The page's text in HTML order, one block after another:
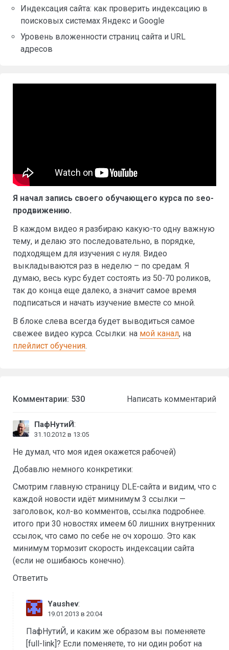
Индексация сайта: как проверить индексацию в
поисковых системах Яндекс и Google
Уровень вложенности страниц сайта и URL
адресов
Я начал запись своего обучающего курса по seo-
продвижению.
В каждом видео я разбираю какую-то одну важную
тему, и делаю это последовательно, в порядке,
подходящем для изучения с нуля. Видео
выкладываются раз в неделю – по средам. Я
думаю, весь курс будет состоять из 50-70 роликов,
так до конца еще далеко, а значит самое время
подписаться и начать изучение вместе со мной.
В блоке слева всегда будет выводиться самое
свежее видео курса. Ссылки: на мой канал, на
плейлист обучения.
Комментарии: 530 Написать комментарий
ПафНутиЙ:
31.10.2012 в 13:05
Не думал, что моя идея окажется рабочей)
Добавлю немного конкретики:
Смотрим главную страницу DLE-сайта и видим, что с
каждой новости идёт мимнимум 3 ссылки —
заголовок, кол-во комментов, ссылка подробнее.
итого при 30 новостях имеем 60 лишних внутренних
ссылок, что само по себе не оч хорошо. Это как
минимум тормозит скорость индексации сайта
(если не ошибаюсь конечно).
Ответить
Yaushev:
19.01.2013 в 20:04
ПафНутиЙ, и каким же образом вы поменяете
[full-link]? Если поменяете, то ни один робот на